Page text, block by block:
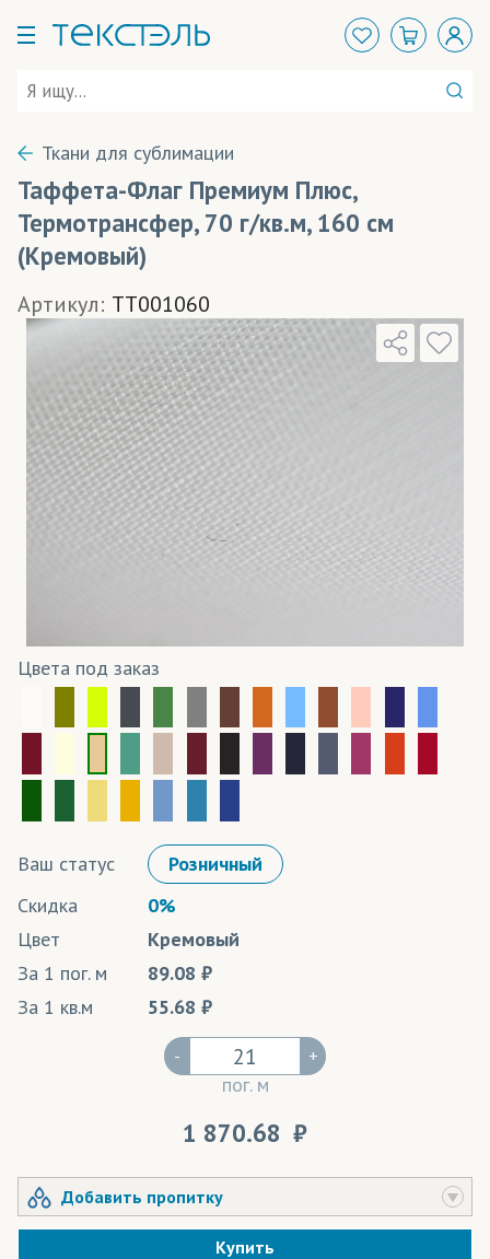
Ткани для сублимации
Таффета-Флаг Премиум Плюс,
Термотрансфер, 70 г/кв.м, 160 см
(Кремовый)
Артикул: TT001060
Цвета под заказ
Ваш статус
Розничный
Скидка
0%
Цвет
Кремовый
За 1 пог. м
89.08
За 1 кв.м
55.68
-
пог. м
+
1 870.68
Добавить пропитку
Купить